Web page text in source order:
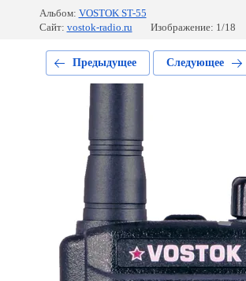
Альбом: VOSTOK ST-55
Сайт: vostok-radio.ru Изображение: 1/18
Предыдущее Следующее